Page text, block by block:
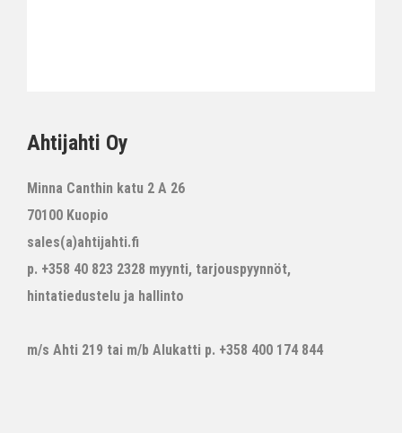
Ahtijahti Oy
Minna Canthin katu 2 A 26
70100 Kuopio
sales(a)ahtijahti.fi
p. +358 40 823 2328 myynti, tarjouspyynnöt,
hintatiedustelu ja hallinto
m/s Ahti 219 tai m/b Alukatti p. +358 400 174 844